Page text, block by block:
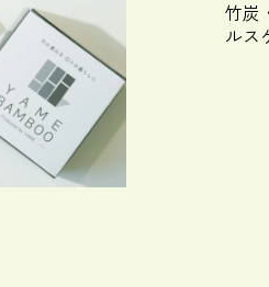
竹炭
ルス